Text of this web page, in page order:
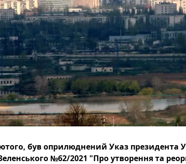
був оприлюднений Указ президента
№62/2021 "Про утворення та